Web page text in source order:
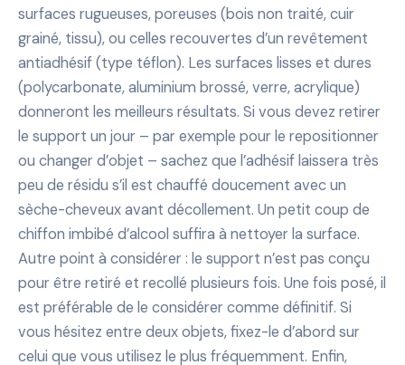
surfaces rugueuses, poreuses (bois non traité, cuir
grainé, tissu), ou celles recouvertes d’un revêtement
antiadhésif (type téflon). Les surfaces lisses et dures
(polycarbonate, aluminium brossé, verre, acrylique)
donneront les meilleurs résultats. Si vous devez retirer
le support un jour – par exemple pour le repositionner
ou changer d’objet – sachez que l’adhésif laissera très
peu de résidu s’il est chauffé doucement avec un
sèche-cheveux avant décollement. Un petit coup de
chiffon imbibé d’alcool suffira à nettoyer la surface.
Autre point à considérer : le support n’est pas conçu
pour être retiré et recollé plusieurs fois. Une fois posé, il
est préférable de le considérer comme définitif. Si
vous hésitez entre deux objets, fixez-le d’abord sur
celui que vous utilisez le plus fréquemment. Enfin,